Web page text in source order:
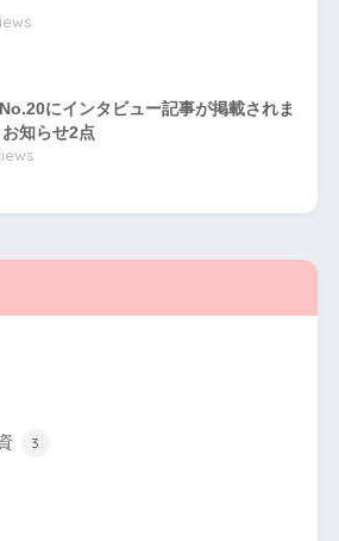
にインタビュー記事が掲載されま
お知らせ2点
3